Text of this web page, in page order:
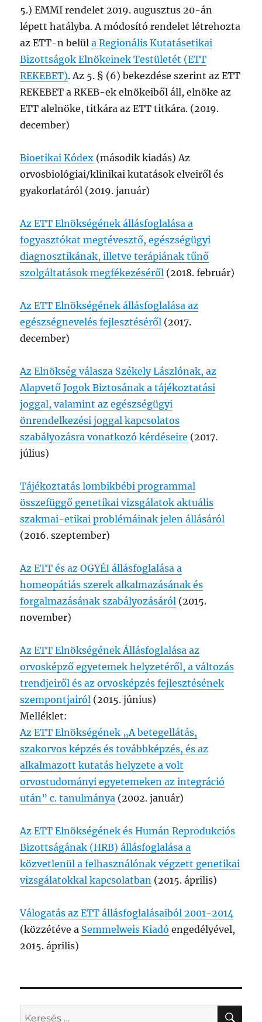
5.) EMMI rendelet 2019. augusztus 20-án
lépett hatályba. A módosító rendelet létrehozta
az ETT-n belüla Regionális Kutatásetikai
Bizottságok Elnökeinek Testületét (ETT
REKEBET). Az 5. § (6) bekezdése szerint az ETT
REKEBET a RKEB-ek elnökeiből áll, elnöke az
ETT alelnöke, titkára az ETT titkára. (2019.
december)
Bioetikai Kódex (második kiadás) Az
orvosbiológiai/klinikai kutatások elveiről és
gyakorlatáról (2019. január)
Az ETT Elnökségének állásfoglalása a
fogyasztókat megtévesztő, egészségügyi
diagnosztikának, illetve terápiának tűnő
szolgáltatások megfékezéséről (2018. február)
Az ETT Elnökségének állásfoglalása az
egészségnevelés fejlesztéséről (2017.
december)
Az Elnökség válasza Székely Lászlónak, az
Alapvető Jogok Biztosának a tájékoztatási
joggal, valamint az egészségügyi
önrendelkezési joggal kapcsolatos
szabályozásra vonatkozó kérdéseire (2017.
július)
Tájékoztatás lombikbébi programmal
összefüggő genetikai vizsgálatok aktuális
szakmai-etikai problémáinak jelen állásáról
(2016. szeptember)
Az ETT és az OGYÉI állásfoglalása a
homeopátiás szerek alkalmazásának és
forgalmazásának szabályozásáról (2015.
november)
Az ETT Elnökségének Állásfoglalása az
orvosképző egyetemek helyzetéről, a változás
trendjeiről és az orvosképzés fejlesztésének
szempontjairól (2015. június)
Melléklet:
Az ETT Elnökségének „A betegellátás,
szakorvos képzés és továbbképzés, és az
alkalmazott kutatás helyzete a volt
orvostudományi egyetemeken az integráció
után” c. tanulmánya (2002. január)
Az ETT Elnökségének és Humán Reprodukciós
Bizottságának (HRB) állásfoglalása a
közvetlenül a felhasználónak végzett genetikai
vizsgálatokkal kapcsolatban (2015. április)
Válogatás az ETT állásfoglalásaiból 2001-2014
(közzétéve a Semmelweis Kiadó engedélyével,
2015. április)
Keresés